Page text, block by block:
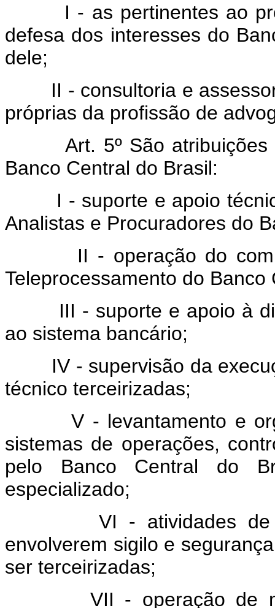
I - as pertinentes ao
defesa dos interesses do
dele;
II - consultoria e
próprias da profissão de
Art. 5º São atribuições
Banco Central do Brasil:
I - suporte e apoio
Analistas e Procuradores do
II - operação do
Teleprocessamento do Banco
III - suporte e apoio à
ao sistema bancário;
IV - supervisão da
técnico terceirizadas;
V - levantamento e
sistemas de operações,
pelo Banco Central do
especializado;
VI - atividades de
envolverem sigilo e
ser terceirizadas;
VII - operação de